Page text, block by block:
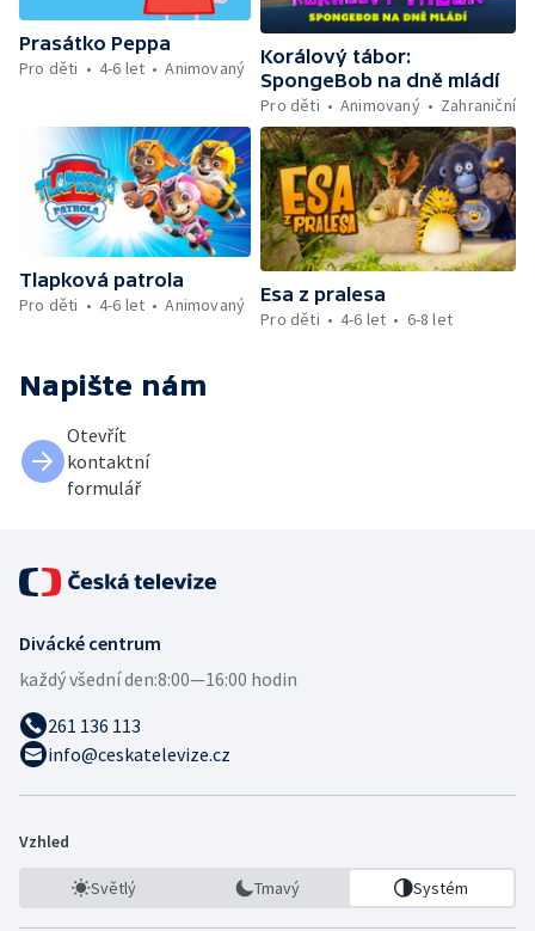
Prasátko Peppa
Pro děti
4-6 let Animovaný
Korálový tábor:
SpongeBob na dně mládí
Pro děti
Animovaný Zahraniční
Tlapková patrola
Pro děti
4-6 let Animovaný
Esa z pralesa
Pro děti
4-6 let 6-8 let
Napište nám
Otevřít
kontaktní
formulář
Divácké centrum
každý všední den:8:00—16:00 hodin
261 136 113
info@ceskatelevize.cz
Vzhled
Světlý Tmavý Systém